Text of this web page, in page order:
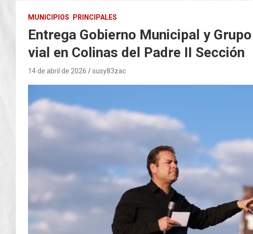
MUNICIPIOS PRINCIPALES
Entrega Gobierno Municipal y
vial en Colinas del Padre II Sección
14 de abril de 2026 susy83zac